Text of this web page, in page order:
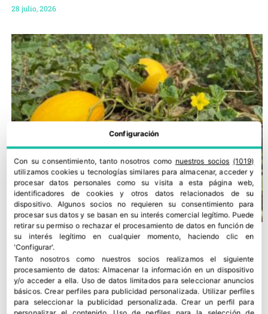
28 julio, 2026
Configuración
Con su consentimiento, tanto nosotros como nuestros socios (1019)
utilizamos cookies u tecnologías similares para almacenar, acceder y
procesar datos personales como su visita a esta página web,
identificadores de cookies y otros datos relacionados de su
dispositivo. Algunos socios no requieren su consentimiento para
procesar sus datos y se basan en su interés comercial legítimo. Puede
retirar su permiso o rechazar el procesamiento de datos en función de
su interés legítimo en cualquier momento, haciendo clic en
'Configurar'.
Tanto nosotros como nuestros socios realizamos el siguiente
procesamiento de datos:Almacenar la información en un dispositivo
y/o acceder a ella. Uso de datos limitados para seleccionar anuncios
básicos.Crear perfiles para publicidad personalizada. Utilizar perfiles
para seleccionar la publicidad personalizada.Crear un perfil para